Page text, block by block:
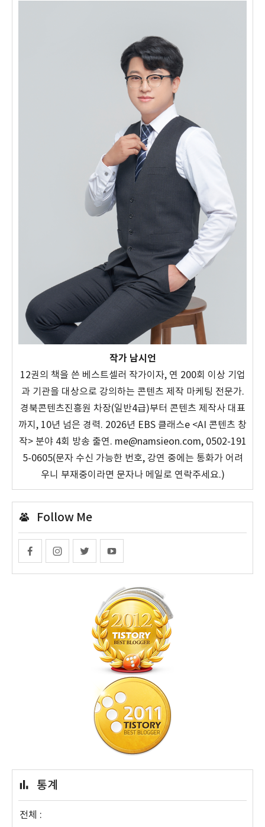
작가 남시언
12권의 책을 쓴 베스트셀러 작가이자, 연 200회 이상 기업
과 기관을 대상으로 강의하는 콘텐츠 제작 마케팅 전문가.
경북콘텐츠진흥원 차장(일반4급)부터 콘텐츠 제작사 대표
까지, 10년 넘은 경력. 2026년 EBS 클래스e <AI 콘텐츠 창
작> 분야 4회 방송 출연. me@namsieon.com, 0502-191
5-0605(문자 수신 가능한 번호, 강연 중에는 통화가 어려
우니 부재중이라면 문자나 메일로 연락주세요.)
Follow Me
통계
전체 :